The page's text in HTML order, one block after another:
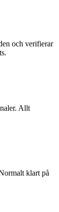
och verifierar
Allt
klart på